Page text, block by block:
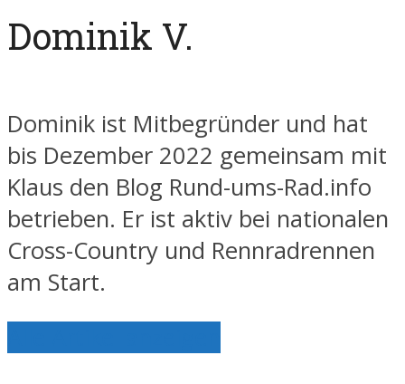
Dominik V.
Dominik ist Mitbegründer und hat
bis Dezember 2022 gemeinsam mit
Klaus den Blog Rund-ums-Rad.info
betrieben. Er ist aktiv bei nationalen
Cross-Country und Rennradrennen
am Start.